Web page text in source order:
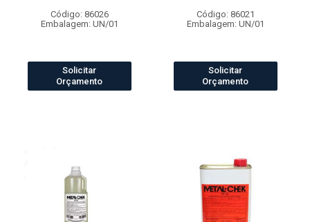
Código: 86026
Embalagem: UN/01
Solicitar
Orçamento
Código: 86021
Embalagem: UN/01
Solicitar
Orçamento